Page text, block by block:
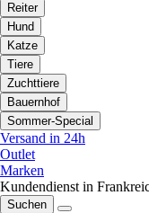
Reiter
Hund
Katze
Tiere
Zuchttiere
Bauernhof
Sommer-Special
Versand in 24h
Outlet
Marken
Kundendienst in
Suchen